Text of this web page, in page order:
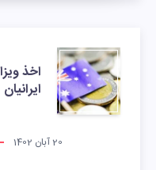
اخذ
ایرانیان
20 آبان 1402